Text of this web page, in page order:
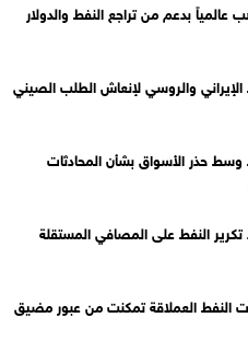
بدعم من تراجع النفط والدولار
الإيراني والروسي لإنعاش الطلب الصيني
وسط حذر الأسواق بشأن المحادثات
النفط على المصافي المستقلة
النفط العملاقة تمكنت من عبور مضيق